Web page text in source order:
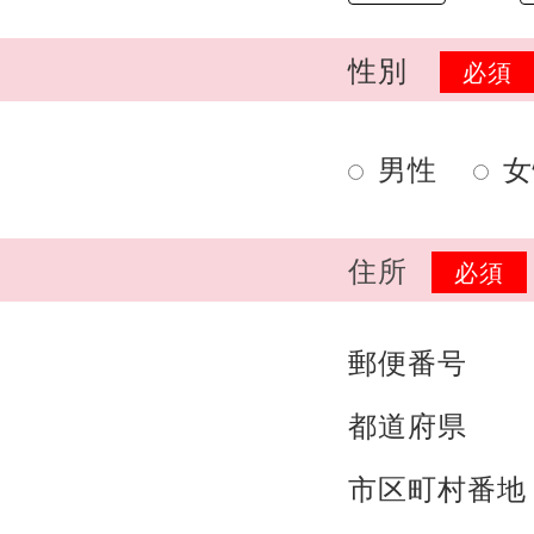
性別 必須
男性
住所 必須
郵便番号
都道府県
市区町村番地